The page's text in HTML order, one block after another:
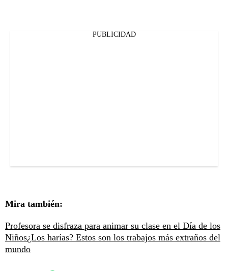
PUBLICIDAD
Mira también:
Profesora se disfraza para animar su clase en el Día de los
Niños¿Los harías? Estos son los trabajos más extraños del
mundo